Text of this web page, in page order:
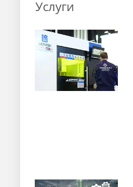
Услуги